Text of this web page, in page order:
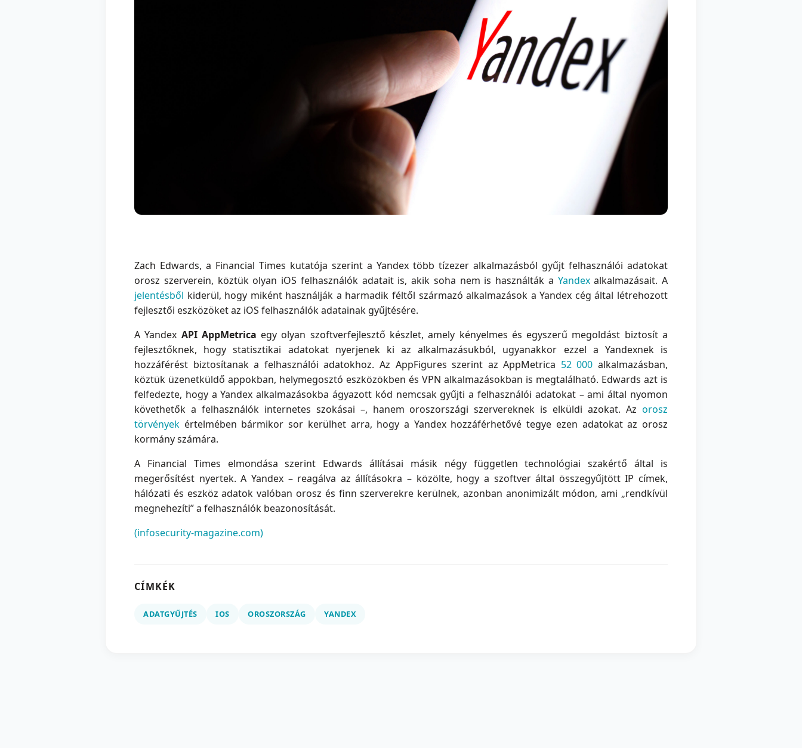
Zach Edwards, a Financial Times kutatója szerint a Yandex több tízezer alkalmazásból gyűjt felhasználói adatokat
orosz szerverein, köztük olyan iOS felhasználók adatait is, akik soha nem is használták a Yandexalkalmazásait. A
jelentésből kiderül, hogy miként használják a harmadik féltől származó alkalmazások a Yandex cég által létrehozott
fejlesztői eszközöket az iOS felhasználók adatainak gyűjtésére.
A Yandex API AppMetrica egy olyan szoftverfejlesztő készlet, amely kényelmes és egyszerű megoldást biztosít a
fejlesztőknek, hogy statisztikai adatokat nyerjenek ki az alkalmazásukból, ugyanakkor ezzel a Yandexnek is
hozzáférést biztosítanak a felhasználói adatokhoz. Az AppFigures szerint az AppMetrica 52 000 alkalmazásban,
köztük üzenetküldő appokban, helymegosztó eszközökben és VPN alkalmazásokban is megtalálható. Edwards azt is
felfedezte, hogy a Yandex alkalmazásokba ágyazott kód nemcsak gyűjti a felhasználói adatokat – ami által nyomon
követhetők a felhasználók internetes szokásai –, hanem oroszországi szervereknek is elküldi azokat. Az orosz
törvények értelmében bármikor sor kerülhet arra, hogy a Yandex hozzáférhetővé tegye ezen adatokat az orosz
kormány számára.
A Financial Times elmondása szerint Edwards állításai másik négy független technológiai szakértő által is
megerősítést nyertek. A Yandex – reagálva az állításokra – közölte, hogy a szoftver által összegyűjtött IP címek,
hálózati és eszköz adatok valóban orosz és finn szerverekre kerülnek, azonban anonimizált módon, ami „rendkívül
megnehezíti” a felhasználók beazonosítását.
(infosecurity-magazine.com)
CÍMKÉK
ADATGYŰJTÉS IOS OROSZORSZÁG YANDEX